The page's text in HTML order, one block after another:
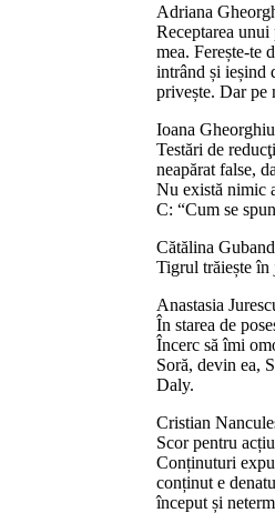
Adriana
Receptarea
mea. Ferește-te
intrând și ieșind
privește. Dar pe
Ioana
Testări de
neapărat false,
Nu există nimic
C: “Cum se
Cătălina
Tigrul trăiește
Anastasia
În starea de
Încerc să îmi
Soră, devin ea,
Daly.
Cristian
Scor pentru
Conținuturi
conținut e
început și